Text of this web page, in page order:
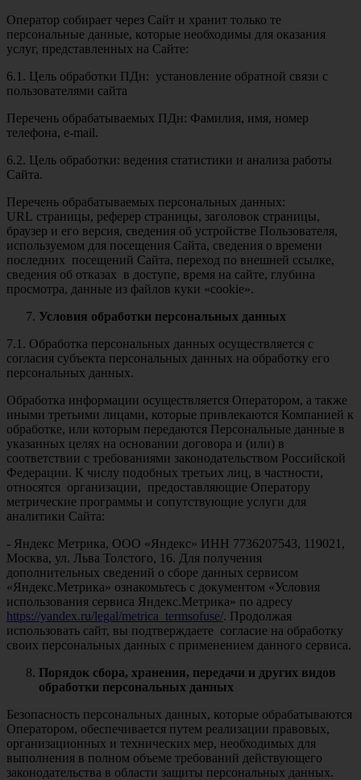
Оператор собирает через Сайт и хранит только те
персональные данные, которые необходимы для оказания
услуг, представленных на Сайте:
6.1. Цель обработки ПДн: установление обратной связи с
пользователями сайта
Перечень обрабатываемых ПДн: Фамилия, имя, номер
телефона, e-mail.
6.2. Цель обработки: ведения статистики и анализа работы
Сайта.
Перечень обрабатываемых персональных данных:
URL страницы, реферер страницы, заголовок страницы,
браузер и его версия, сведения об устройстве Пользователя,
используемом для посещения Сайта, сведения о времени
последних посещений Сайта, переход по внешней ссылке,
сведения об отказах в доступе, время на сайте, глубина
просмотра, данные из файлов куки «cookie».
Условия обработки персональных данных
7.1. Обработка персональных данных осуществляется с
согласия субъекта персональных данных на обработку его
персональных данных.
Обработка информации осуществляется Оператором, а также
иными третьими лицами, которые привлекаются Компанией к
обработке, или которым передаются Персональные данные в
указанных целях на основании договора и (или) в
соответствии с требованиями законодательством Российской
Федерации. К числу подобных третьих лиц, в частности,
относятся организации, предоставляющие Оператору
метрические программы и сопутствующие услуги для
аналитики Сайта:
- Яндекс Метрика, ООО «Яндекс» ИНН 7736207543, 119021,
Москва, ул. Льва Толстого, 16. Для получения
дополнительных сведений о сборе данных сервисом
«Яндекс.Метрика» ознакомьтесь с документом «Условия
использования сервиса Яндекс.Метрика» по адресу
https://yandex.ru/legal/metrica_termsofuse/. Продолжая
использовать сайт, вы подтверждаете согласие на обработку
своих персональных данных с применением данного сервиса.
Порядок сбора, хранения, передачи и других видов
обработки персональных данных
Безопасность персональных данных, которые обрабатываются
Оператором, обеспечивается путем реализации правовых,
организационных и технических мер, необходимых для
выполнения в полном объеме требований действующего
законодательства в области защиты персональных данных.